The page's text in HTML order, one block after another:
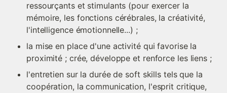
ressourçants et stimulants (pour exercer la
mémoire, les fonctions cérébrales, la créativité,
l'intelligence émotionnelle...) ;
la mise en place d'une activité qui favorise la
proximité ; crée, développe et renforce les liens ;
l'entretien sur la durée de soft skills tels que la
coopération, la communication, l'esprit critique,